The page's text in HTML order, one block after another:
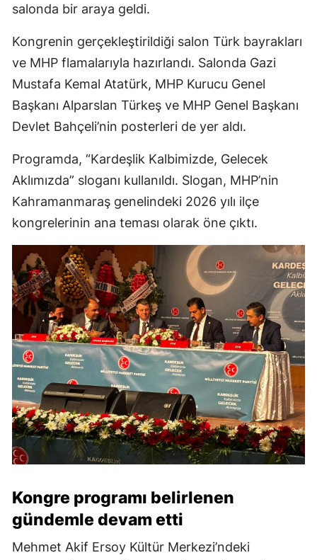
salonda bir araya geldi.
Kongrenin gerçekleştirildiği salon Türk bayrakları
ve MHP flamalarıyla hazırlandı. Salonda Gazi
Mustafa Kemal Atatürk, MHP Kurucu Genel
Başkanı Alparslan Türkeş ve MHP Genel Başkanı
Devlet Bahçeli’nin posterleri de yer aldı.
Programda, “Kardeşlik Kalbimizde, Gelecek
Aklımızda” sloganı kullanıldı. Slogan, MHP’nin
Kahramanmaraş genelindeki 2026 yılı ilçe
kongrelerinin ana teması olarak öne çıktı.
Kongre programı belirlenen
gündemle devam etti
Mehmet Akif Ersoy Kültür Merkezi’ndeki